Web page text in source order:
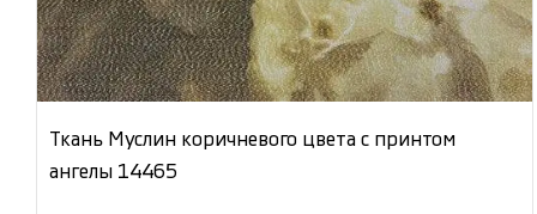
Ткань Муслин коричневого цвета с принтом
ангелы 14465